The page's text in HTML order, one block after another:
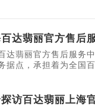
百达翡丽官方售后
达翡丽官方售后服务
据点，承担着为全国
访百达翡丽上海